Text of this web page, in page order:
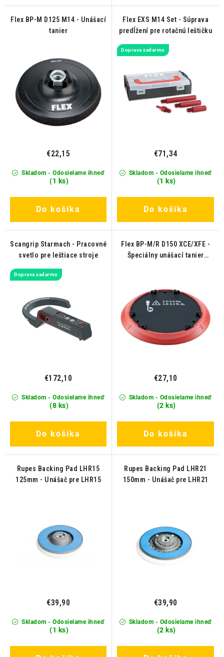
Flex BP-M D125 M14 - Unášací
tanier
Skladom - Odosielame ihneď
(1 ks)
€22,15
Do košíka
Flex EXS M14 Set - Súprava
predĺžení pre rotačnú leštičku
Doprava zadarmo
Skladom - Odosielame ihneď
(1 ks)
€71,34
Do košíka
Scangrip Starmach - Pracovné
svetlo pre leštiace stroje
Doprava zadarmo
Skladom - Odosielame ihneď
(8 ks)
€172,10
Do košíka
Flex BP-M/R D150 XCE/XFE -
Špeciálny unášací tanier
Skladom - Odosielame ihneď
(2 ks)
€27,10
Do košíka
Rupes Backing Pad LHR15
125mm - Unášač pre LHR15
Skladom - Odosielame ihneď
(1 ks)
€39,90
Rupes Backing Pad LHR21
150mm - Unášač pre LHR21
Skladom - Odosielame ihneď
(2 ks)
€39,90